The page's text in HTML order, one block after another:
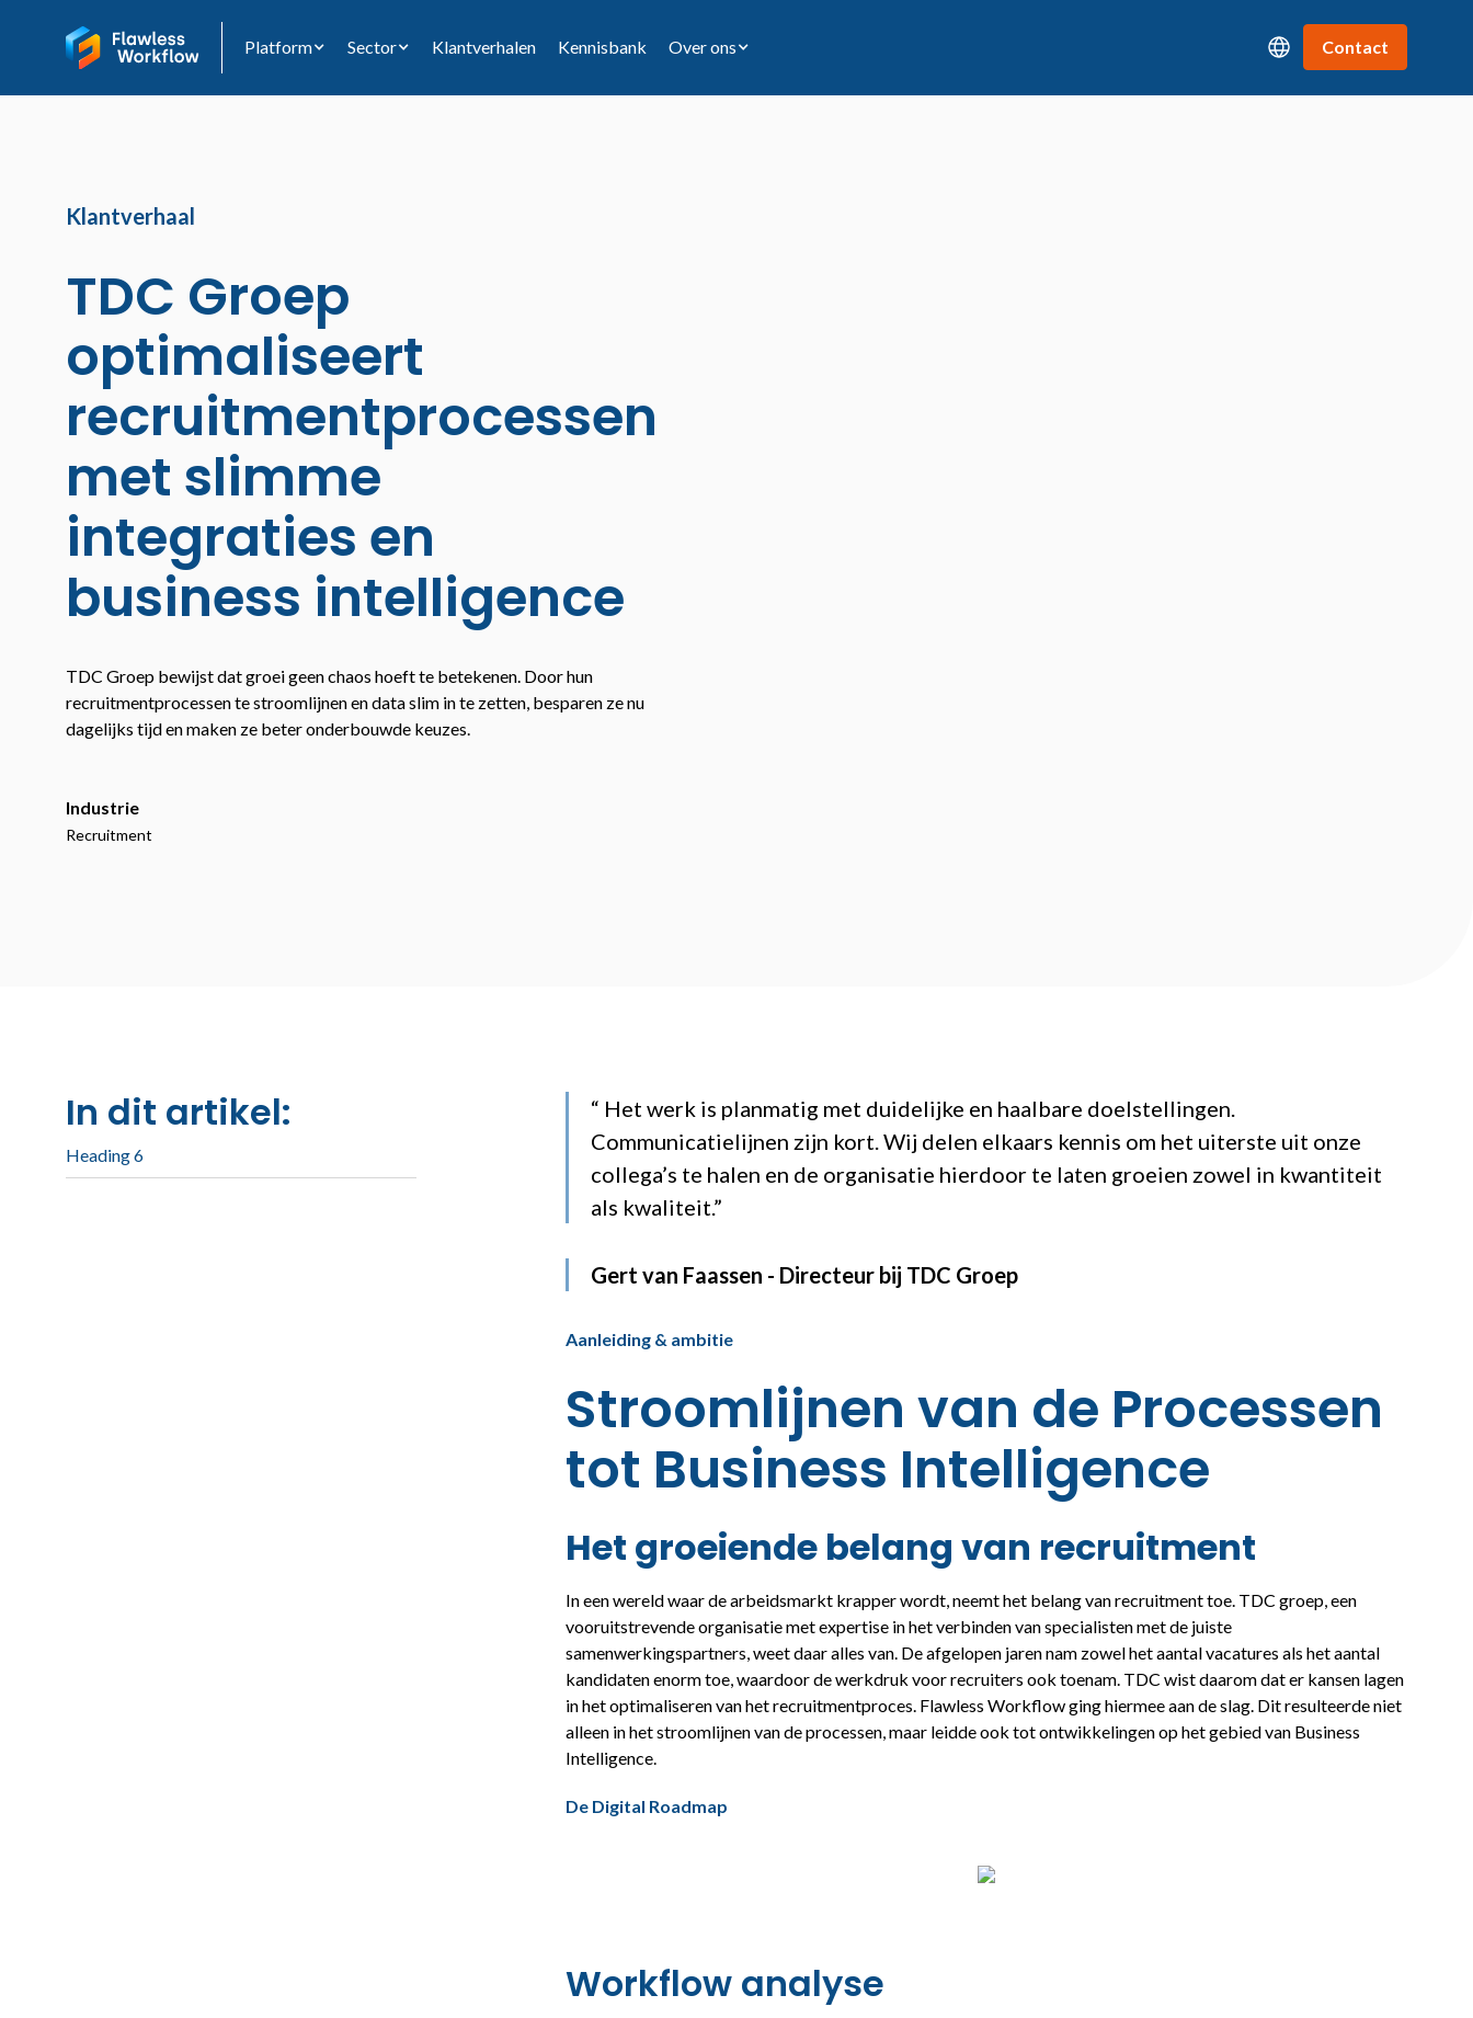
Platform Sector Klantverhalen Kennisbank Over ons Contact
Klantverhaal
TDC Groep
optimaliseert
recruitmentprocessen
met slimme
integraties en
business intelligence
TDC Groep bewijst dat groei geen chaos hoeft te betekenen. Door hun
recruitmentprocessen te stroomlijnen en data slim in te zetten, besparen ze nu
dagelijks tijd en maken ze beter onderbouwde keuzes.
Industrie
Recruitment
In dit artikel:
Heading 6
“ Het werk is planmatig met duidelijke en haalbare doelstellingen.
Communicatielijnen zijn kort. Wij delen elkaars kennis om het uiterste uit onze
collega’s te halen en de organisatie hierdoor te laten groeien zowel in kwantiteit
als kwaliteit.”
Gert van Faassen - Directeur bij TDC Groep
Aanleiding & ambitie
Stroomlijnen van de Processen
tot Business Intelligence
Het groeiende belang van recruitment
In een wereld waar de arbeidsmarkt krapper wordt, neemt het belang van recruitment toe. TDC groep, een
vooruitstrevende organisatie met expertise in het verbinden van specialisten met de juiste
samenwerkingspartners, weet daar alles van. De afgelopen jaren nam zowel het aantal vacatures als het aantal
kandidaten enorm toe, waardoor de werkdruk voor recruiters ook toenam. TDC wist daarom dat er kansen lagen
in het optimaliseren van het recruitmentproces. Flawless Workflow ging hiermee aan de slag. Dit resulteerde niet
alleen in het stroomlijnen van de processen, maar leidde ook tot ontwikkelingen op het gebied van Business
Intelligence.
De Digital Roadmap
Workflow analyse